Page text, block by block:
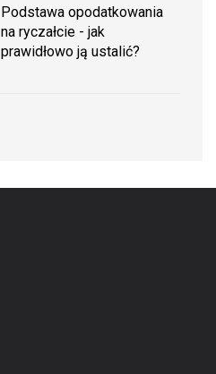
Podstawa opodatkowania
na ryczałcie - jak
prawidłowo ją ustalić?